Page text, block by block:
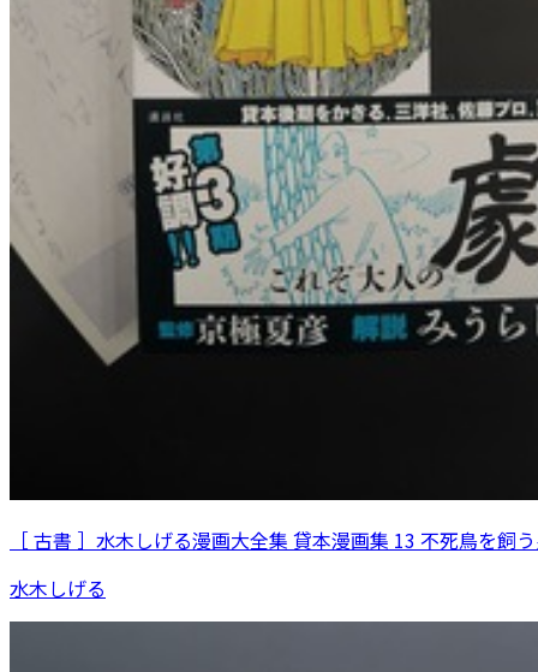
［ 古書 ］水木しげる漫画大全集 貸本漫画集 13 不死鳥を飼
水木しげる